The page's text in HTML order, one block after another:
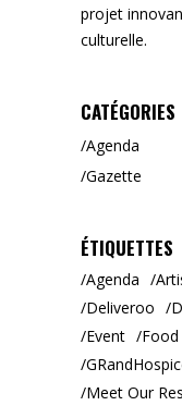
projet
culturelle.
CATÉGORIES
Agenda
Gazette
ÉTIQUETTES
Agenda
Deliveroo
Event
Food
Meet Our